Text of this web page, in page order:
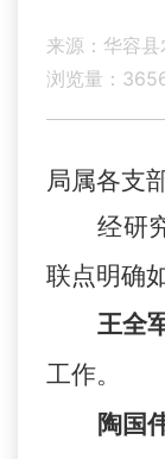
来源：华容
浏览量：
局属各支
经研
联点明确
王全
工作。
陶国